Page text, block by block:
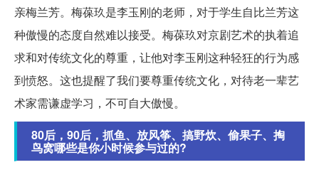
亲梅兰芳。梅葆玖是李玉刚的老师，对于学生自比兰芳这
种傲慢的态度自然难以接受。梅葆玖对京剧艺术的执着追
求和对传统文化的尊重，让他对李玉刚这种轻狂的行为感
到愤怒。这也提醒了我们要尊重传统文化，对待老一辈艺
术家需谦虚学习，不可自大傲慢。
80后，90后，抓鱼、放风筝、搞野炊、偷果子、掏
鸟窝哪些是你小时候参与过的?